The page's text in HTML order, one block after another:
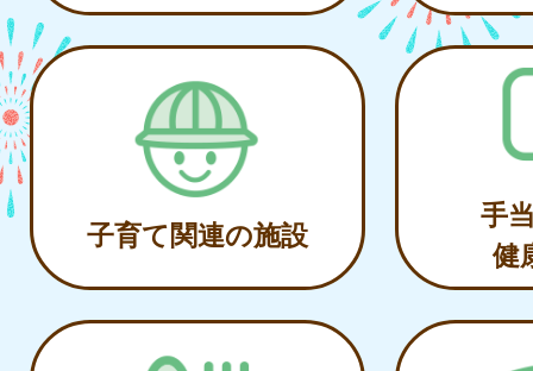
子育て関連の施設
手
健